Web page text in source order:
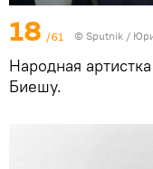
18 /61 © Sputnik /
Народная
Биешу.